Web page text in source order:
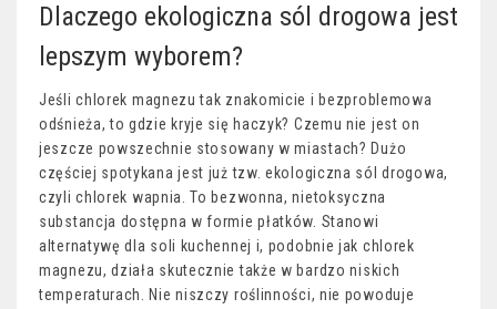
Dlaczego ekologiczna sól drogowa jest
lepszym wyborem?
Jeśli chlorek magnezu tak znakomicie i bezproblemowa
odśnieża, to gdzie kryje się haczyk? Czemu nie jest on
jeszcze powszechnie stosowany w miastach? Dużo
częściej spotykana jest już tzw. ekologiczna sól drogowa,
czyli chlorek wapnia. To bezwonna, nietoksyczna
substancja dostępna w formie płatków. Stanowi
alternatywę dla soli kuchennej i, podobnie jak chlorek
magnezu, działa skutecznie także w bardzo niskich
temperaturach. Nie niszczy roślinności, nie powoduje